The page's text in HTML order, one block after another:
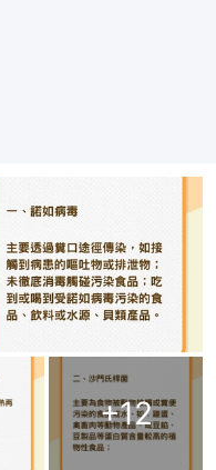
+12